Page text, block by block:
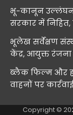
भू-कानून उल्लंघन
सरकार में
भूलेख सर्वेक्षण
केंद्र, आयुक्त रंजना
ब्लैक फिल्म और
वाहनों पर
Copyright ©